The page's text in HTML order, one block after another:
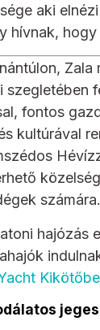
aki
hívnak,
Zala
szegletében
fontos
kultúrával
számára.
hajózás